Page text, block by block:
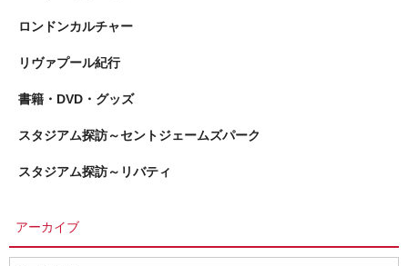
ロンドンカルチャー
リヴァプール紀行
書籍・DVD・グッズ
スタジアム探訪～セントジェームズパーク
スタジアム探訪～リバティ
アーカイブ